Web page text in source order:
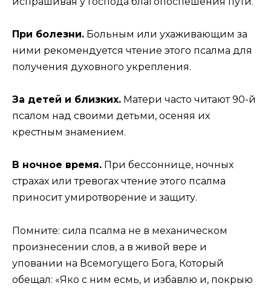
При болезни. Больным или ухаживающим за
ними рекомендуется чтение этого псалма для
получения духовного укрепления.
За детей и близких. Матери часто читают 90-й
псалом над своими детьми, осеняя их
крестным знамением.
В ночное время. При бессоннице, ночных
страхах или тревогах чтение этого псалма
приносит умиротворение и защиту.
Помните: сила псалма не в механическом
произнесении слов, а в живой вере и
уповании на Всемогущего Бога, Который
обещал: «Яко с ним есмь, и избавлю и, покрыю